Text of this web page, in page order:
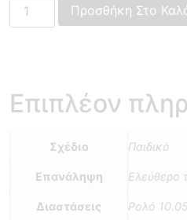
Προσθήκη Στο
Επιπλέον
Σχέδιο Παιδικό
Επανάληψη Ελεύθερο
Διαστάσεις Ρολό